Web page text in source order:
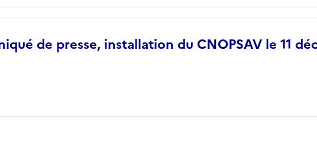
de presse, installation du CNOPSAV le 11